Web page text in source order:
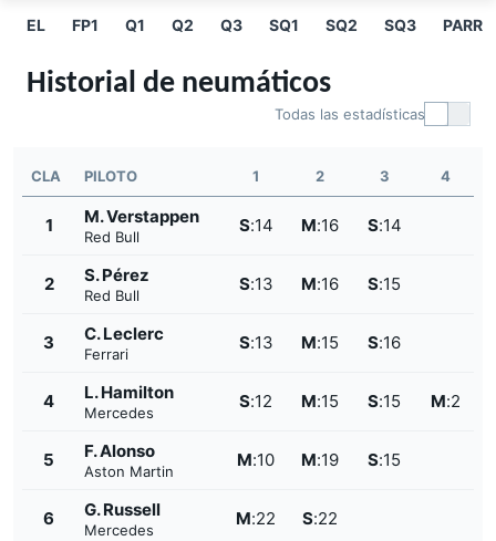
EL FP1 Q1 Q2 Q3 SQ1 SQ2 SQ3
Historial de neumáticos
Todas las estadísticas
CLA PILOTO 1 2 3 4
1 M. Verstappen
Red Bull
S:14 M:16 S:14
2 S. Pérez
Red Bull
S:13 M:16 S:15
3 C. Leclerc
Ferrari
S:13 M:15 S:16
4 L. Hamilton
Mercedes
S:12 M:15 S:15 M:2
5 F. Alonso
Aston Martin
M:10 M:19 S:15
6 G. Russell
Mercedes
M:22 S:22